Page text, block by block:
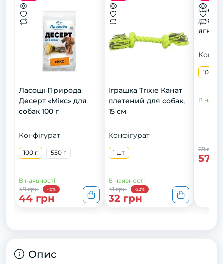
Ласощі Природа
Десерт «Мікс» для
собак 100 г
Конфігурат
100 г 550 г
В наявності
49 грн
-10%
44 грн
Іграшка Trixie Канат
плетений для собак,
15 см
Конфігурат
1 шт
В наявності
41 грн
-22%
32 грн
для
ягням
100 г
В
69 грн
57
Опис